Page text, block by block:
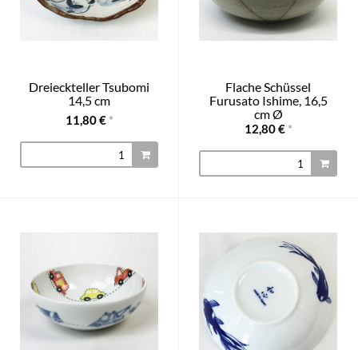
Dreieckteller Tsubomi
14,5 cm
11,80 € *
Flache Schüssel
Furusato Ishime, 16,5
cm Ø
12,80 € *